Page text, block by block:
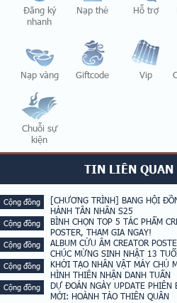
Đăng ký
nhanh
Nạp thẻ Hỗ trợ
Nạp vàng Giftcode Vip
Chuỗi sự
kiện
TIN LIÊN QUAN
Cộng đồng
[CHƯƠNG TRÌNH] BANG HỘI
HÀNH TÂN NHÂN S25
Cộng đồng
BÌNH CHỌN TOP 5 TÁC PHẨM
POSTER, THAM GIA NGAY!
Cộng đồng
ALBUM CỬU ÂM CREATOR
CHÚC MỪNG SINH NHẬT 13
Cộng đồng
KHỞI TẠO NHÂN VẬT MÁY CHỦ
HÌNH THIÊN NHẬN DANH TUẤN
Cộng đồng
DỰ ĐOÁN NGÀY UPDATE PHIÊN
MỚI: HOÀNH TẢO THIÊN QUÂN